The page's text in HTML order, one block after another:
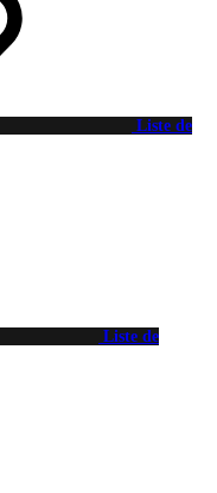
Liste de
Liste de